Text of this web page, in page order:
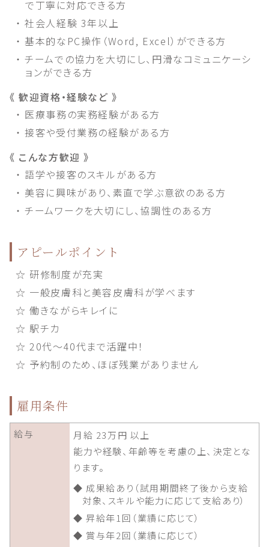
で丁寧に対応できる方
・ 社会人経験 3年以上
・ 基本的なPC操作（Word, Excel）ができる方
・ チームでの協力を大切にし、円滑なコミュニケーシ
ョンができる方
《 歓迎資格・経験など 》
・ 医療事務の実務経験がある方
・ 接客や受付業務の経験がある方
《 こんな方歓迎 》
・ 語学や接客のスキルがある方
・ 美容に興味があり、素直で学ぶ意欲のある方
・ チームワークを大切にし、協調性のある方
アピールポイント
☆ 研修制度が充実
☆ 一般皮膚科と美容皮膚科が学べます
☆ 働きながらキレイに
☆ 駅チカ
☆ 20代～40代まで活躍中！
☆ 予約制のため、ほぼ残業がありません
雇用条件
給与
月給 23万円 以上
能力や経験、年齢等を考慮の上、決定とな
ります。
◆ 成果給あり（試用期間終了後から支給
対象、スキルや能力に応じて支給あり）
◆ 昇給年1回（業績に応じて）
◆ 賞与年2回（業績に応じて）